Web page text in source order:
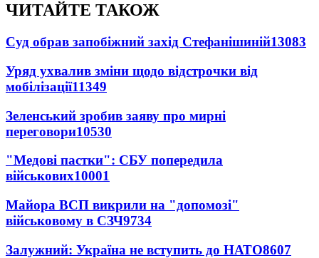
ЧИТАЙТЕ ТАКОЖ
Суд обрав запобіжний захід Стефанішиній13083
Уряд ухвалив зміни щодо відстрочки від
мобілізації11349
Зеленський зробив заяву про мирні
переговори10530
"Медові пастки": СБУ попередила
військових10001
Майора ВСП викрили на "допомозі"
військовому в СЗЧ9734
Залужний: Україна не вступить до НАТО8607